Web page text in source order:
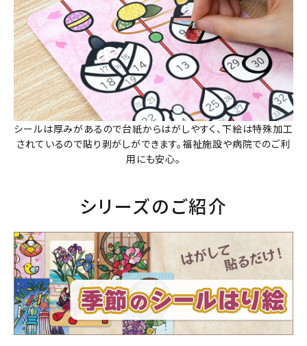
シールは厚みがあるので台紙からはがしやすく、下絵は特殊加工
されているので貼り剥がしができます。福祉施設や病院でのご利
用にも安心。
シリーズのご紹介